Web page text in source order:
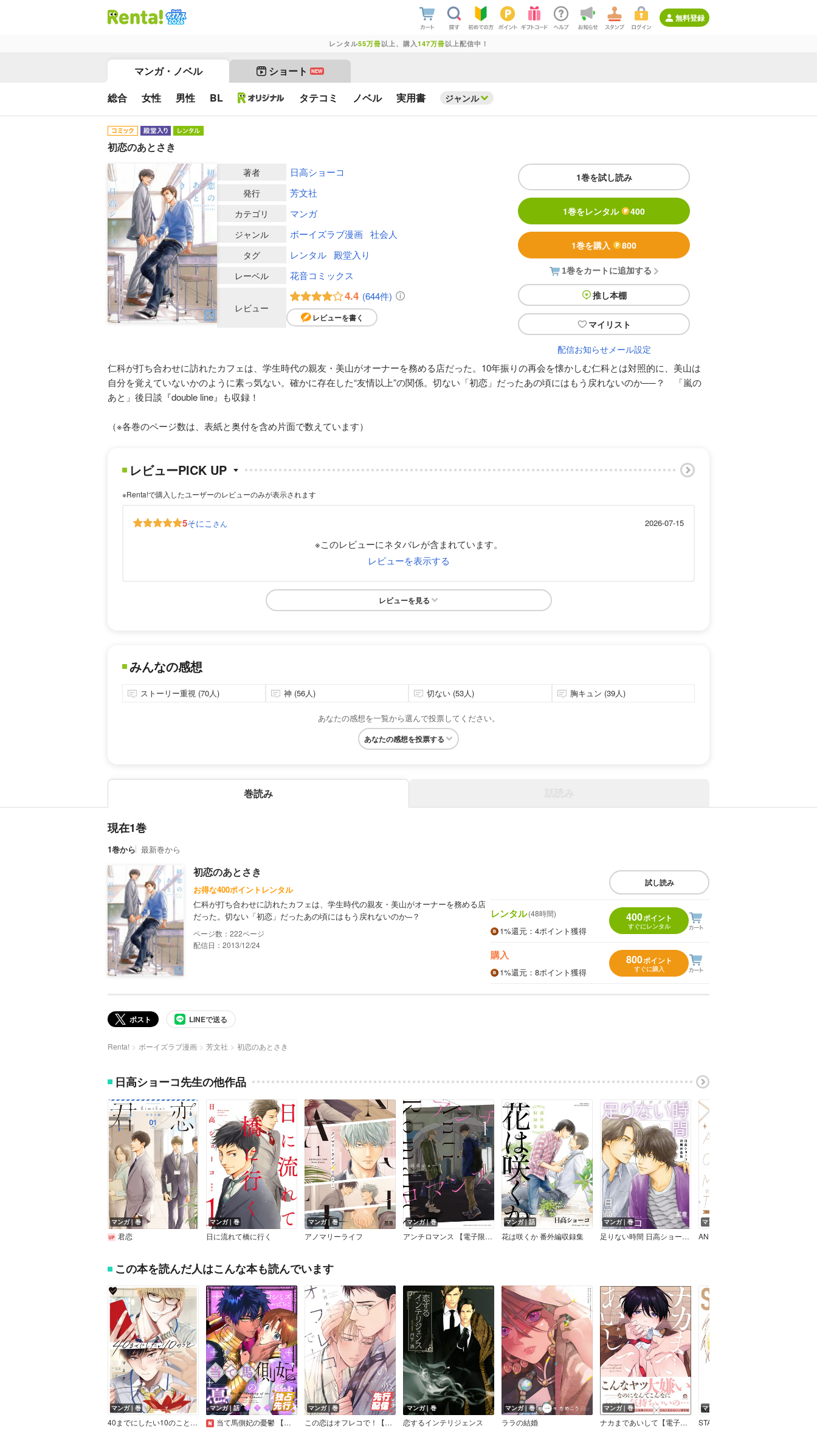
無料登録
レンタル55万冊以上、購入 147万冊以上配信中！
マンガ・ノベル ショート NEW
総合 女性 男性 BL タテコミ ノベル 実用書 ジャンル
初恋のあとさき
1巻を試し読み
1巻をレンタル 400
1巻を購入 800
1巻をカートに追加する
推し本棚
マイリスト
配信お知らせメール設定
著者 日高ショーコ
発行 芳文社
カテゴリ マンガ
ジャンル ボーイズラブ漫画 社会人
タグ レンタル 殿堂入り
レーベル 花音コミックス
レビュー
4.4 (644件)
レビューを書く
仁科が打ち合わせに訪れたカフェは、学生時代の親友・美山がオーナーを務める店だった。10年振りの再会を懐かしむ仁科とは対照的に、美山は
自分を覚えていないかのように素っ気ない。確かに存在した“友情以上”の関係。切ない「初恋」だったあの頃にはもう戻れないのか──？ 「嵐の
あと」後日談『double line』も収録！
（※各巻のページ数は、表紙と奥付を含め片面で数えています）
レビューPICK UP
※Renta!で購入したユーザーのレビューのみが表示されます
5そにこ さん 2026-07-15
※このレビューにネタバレが含まれています。
レビューを表示する
レビューを見る
みんなの感想
ストーリー重視 (70人) 神 (56人) 切ない (53人) 胸キュン (39人)
あなたの感想を一覧から選んで投票してください。
あなたの感想を投票する
巻読み
現在1巻
1巻から 最新巻から
初恋のあとさき
お得な400ポイントレンタル
仁科が打ち合わせに訪れたカフェは、学生時代の親友・美山がオーナーを務める店
だった。切ない「初恋」だったあの頃にはもう戻れないのか─？
222
配信日：2013/12/24
試し読み
レンタル(48時間)
1%還元 ：4ポイント獲得
400ポイント
すぐにレンタル
購入
1%還元 ：8ポイント獲得
800ポイント
すぐに購入
ポスト LINEで送る
Renta! ボーイズラブ漫画 芳文社 初恋のあとさき
日高ショーコ先生の他作品
マンガ｜巻
君恋
マンガ｜巻
日に流れて橋に行く
マンガ｜巻
アノマリーライフ
マンガ｜巻
アンチロマンス 【電子限定おまけ付き】
マンガ｜話
花は咲くか 番外編収録集
マンガ｜巻
足りない時間 日高ショーコ初期作品集
マンガ｜話
AND ONE MORE THING
この本を読んだ人はこんな本も読んでいます
マンガ｜巻
40までにしたい10のこと【電子特別版】
マンガ｜話
当て馬側妃の憂鬱 【連載版】
マンガ｜巻
この恋はオフレコで！【コミックス版】【Renta！限定ペーパー付】
マンガ｜巻
恋するインテリジェンス
マンガ｜巻
ララの結婚
マンガ｜巻
ナカまであいして【電子限定かきおろし漫画付】
マンガ｜巻
STAYGOLD